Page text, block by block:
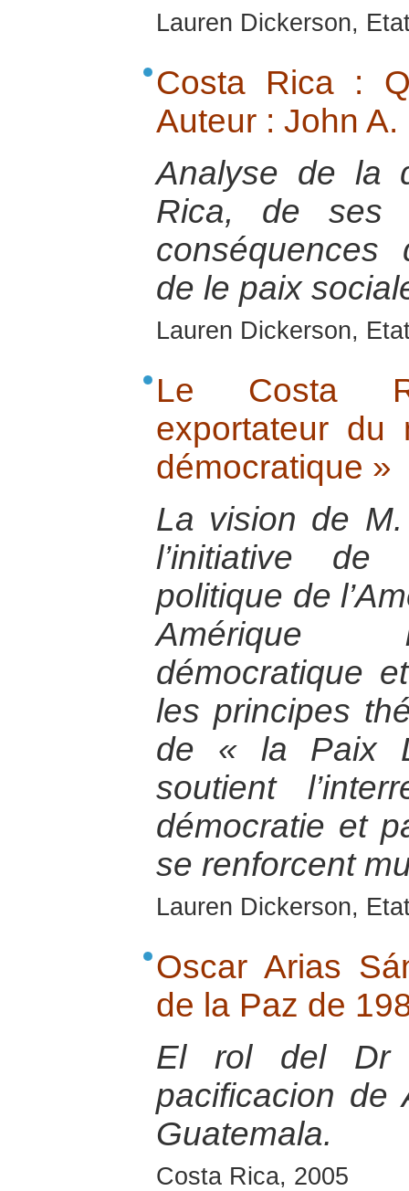
Lauren Dickerson,
Costa Rica :
Auteur : John A.
Analyse de la
Rica, de ses
conséquences
de le paix
Lauren Dickerson,
Le Costa
exportateur
démocratique »
La vision de
l’initiative
politique de
Amérique
démocratique
les principes
de « la Paix
soutient
démocratie et
se renforcent
Lauren Dickerson,
Oscar Arias
de la Paz de
El rol del Dr
pacificacion de
Guatemala.
Costa Rica, 2005